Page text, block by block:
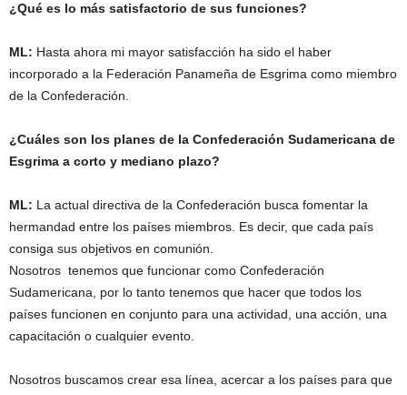
¿Qué es lo más satisfactorio de sus funciones?
ML: Hasta ahora mi mayor satisfacción ha sido el haber
incorporado a la Federación Panameña de Esgrima como miembro
de la Confederación.
¿Cuáles son los planes de la Confederación Sudamericana de
Esgrima a corto y mediano plazo?
ML: La actual directiva de la Confederación busca fomentar la
hermandad entre los países miembros. Es decir, que cada país
consiga sus objetivos en comunión.
Nosotros tenemos que funcionar como Confederación
Sudamericana, por lo tanto tenemos que hacer que todos los
países funcionen en conjunto para una actividad, una acción, una
capacitación o cualquier evento.
Nosotros buscamos crear esa línea, acercar a los países para que